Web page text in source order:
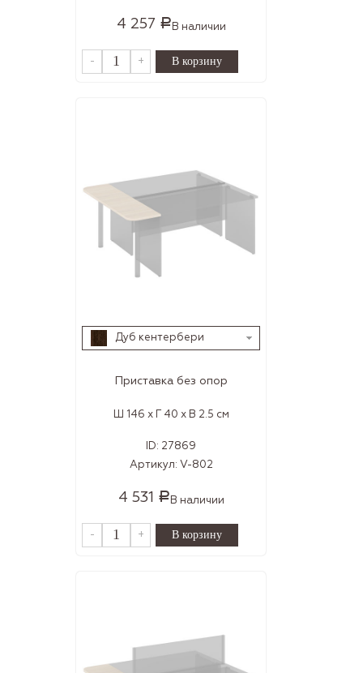
4 257 Р В наличии
- +
Дуб кентербери
Приставка без опор
Ш 146 x Г 40 x В 2.5 см
ID: 27869
Артикул: V-802
4 531 Р В наличии
- +